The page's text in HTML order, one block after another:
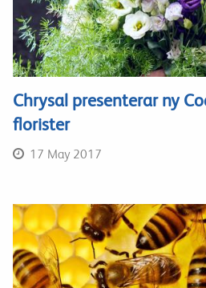
Chrysal presenterar ny
florister
17 May 2017